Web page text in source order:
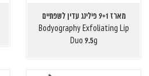
מארז 9+1 פילינג עדין לשפתיים
Bodyography Exfoliating Lip
Duo 9.5g